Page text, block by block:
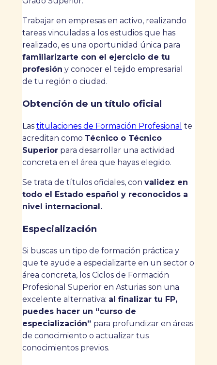
Trabajar en empresas en activo, realizando
tareas vinculadas a los estudios que has
realizado, es una oportunidad única para
familiarizarte con el ejercicio de tu
profesión y conocer el tejido empresarial
de tu región o ciudad.
Obtención de un título oficial
Las titulaciones de Formación Profesional te
acreditan como Técnico o Técnico
Superior para desarrollar una actividad
concreta en el área que hayas elegido.
Se trata de títulos oficiales, con validez en
todo el Estado español y reconocidos a
nivel internacional.
Especialización
Si buscas un tipo de formación práctica y
que te ayude a especializarte en un sector o
área concreta, los Ciclos de Formación
Profesional Superior en Asturias son una
excelente alternativa: al finalizar tu FP,
puedes hacer un “curso de
especialización” para profundizar en áreas
de conocimiento o actualizar tus
conocimientos previos.